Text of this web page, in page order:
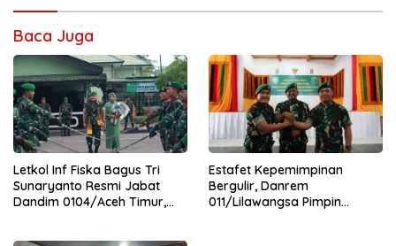
Baca Juga
Letkol Inf Fiska Bagus Tri
Sunaryanto Resmi Jabat
Dandim 0104/Aceh Timur,
Estafet Kepemimpinan
Bergulir, Danrem
011/Lilawangsa Pimpin